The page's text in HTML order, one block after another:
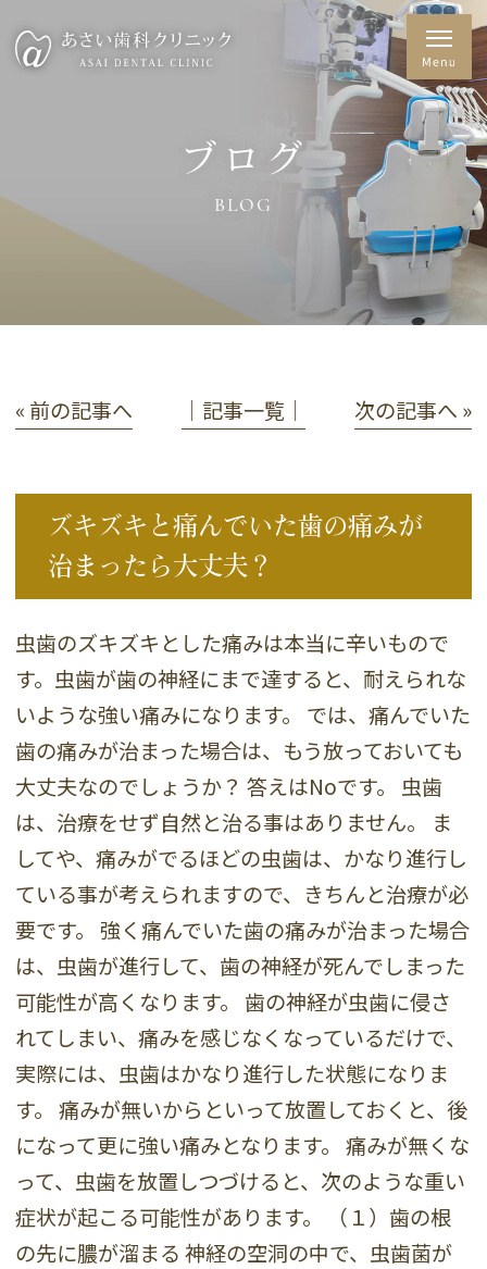
ブログ
BLOG
« 前の記事へ │記事一覧│ 次の記事へ »
ズキズキと痛んでいた歯の痛みが
治まったら大丈夫？
虫歯のズキズキとした痛みは本当に辛いもので
す。虫歯が歯の神経にまで達すると、耐えられな
いような強い痛みになります。 では、痛んでいた
歯の痛みが治まった場合は、もう放っておいても
大丈夫なのでしょうか？ 答えはNoです。 虫歯
は、治療をせず自然と治る事はありません。 ま
してや、痛みがでるほどの虫歯は、かなり進行し
ている事が考えられますので、きちんと治療が必
要です。 強く痛んでいた歯の痛みが治まった場合
は、虫歯が進行して、歯の神経が死んでしまった
可能性が高くなります。 歯の神経が虫歯に侵さ
れてしまい、痛みを感じなくなっているだけで、
実際には、虫歯はかなり進行した状態になりま
す。 痛みが無いからといって放置しておくと、後
になって更に強い痛みとなります。 痛みが無くな
って、虫歯を放置しつづけると、次のような重い
症状が起こる可能性があります。 （１）歯の根
の先に膿が溜まる 神経の空洞の中で、虫歯菌が